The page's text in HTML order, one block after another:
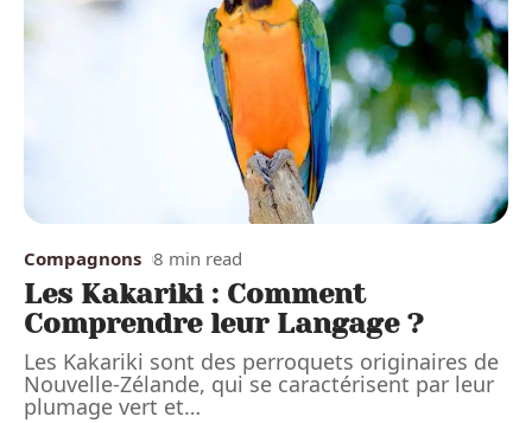
Compagnons 8 min read
Les Kakariki : Comment
Comprendre leur Langage ?
Les Kakariki sont des perroquets originaires de
Nouvelle-Zélande, qui se caractérisent par leur
plumage vert et…